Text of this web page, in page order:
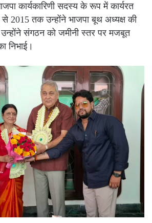
कार्यकारिणी सदस्य के रूप में कार्यरत
2015 तक उन्होंने भाजपा बूथ अध्यक्ष की
उन्होंने संगठन को जमीनी स्तर पर मजबूत
निभाई।